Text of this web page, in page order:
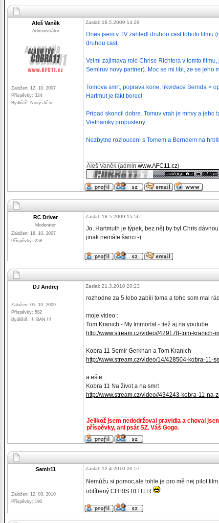
Aleš Vaněk
Administrátor
Založen: 12. 10. 2007
Příspěvky: 324
Bydliště: Nový Jičín
Zaslal: 18.5.2009 14:29
Dnes jsem v TV zahledl druhou cast tohoto filmu
druhou cast.
Velmi zajimava role Chrise Richtera v tomto
Semiruv novy partner). Moc se mi libi, ze se
Tomova smrt, poprava kone, likvidace Bernda >
Hartmut je fakt borec!
Pripad skoncil dobre. Tomuv vrah je mrtvy a
Vietnamky propusteny.
Nezbytne rozlouceni s Tomem a Berndem na
Aleš Vaněk (admin www.AFC11.cz)
RC Driver
Moderátor
Založen: 18. 10. 2007
Příspěvky: 258
Zaslal: 18.5.2009 15:56
Jo, Hartmuth je týpek, bez něj by byl Chris
jinak nemáte šanci:-)
DJ Andrej
Založen: 05. 10. 2009
Příspěvky: 582
Bydliště: !!! BAN !!!
Zaslal: 21.3.2010 20:23
rozhodne za 5 lebo zabili toma a toho som mal
moje video :
Tom Kranich - My Immortal - tiež aj na youtube
http://www.stream.cz/video//429178-tom-kranich-
Kobra 11 Semir Gerkhan a Tom Kranich
http://www.stream.cz/video/14/428504-kobra-
a ešte
Kobra 11 Na život a na smrt
http://www.stream.cz/video//434243-kobra-11-na-
Jelikož jsem nedodržoval pravidla a choval
příspěvky, ani psát SZ. Váš Gogo.
Semir11
Založen: 12. 03. 2010
Příspěvky: 190
Zaslal: 12.4.2010 20:57
Nemůžu si pomoc,ale tohle je pro mě nej
oblíbený CHRIS RITTER